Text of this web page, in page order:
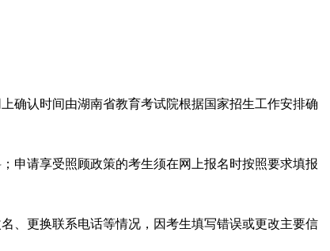
确认时间由湖南省教育考试院根据国家招生工作安排确
； 申请享受照顾政策的考生须在网上报名时按照要求填报
、更换联系电话等情况， 因考生填写错误或更改主要信